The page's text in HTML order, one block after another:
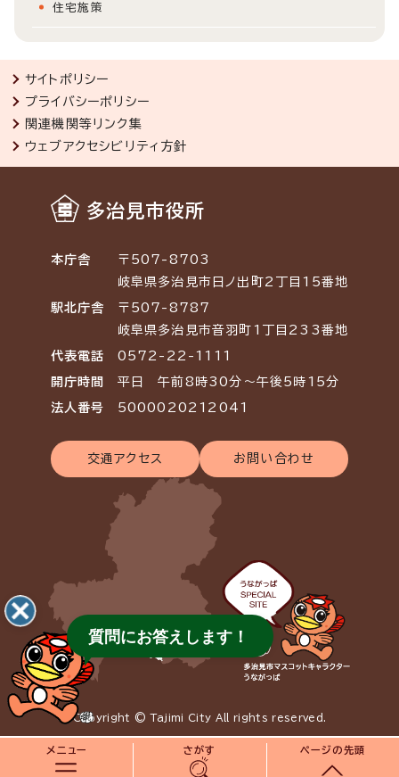
住宅施策
メニュー さがす ページの先頭
サイトポリシー
プライバシーポリシー
関連機関等リンク集
ウェブアクセシビリティ方針
多治見市役所
本庁舎
〒507-8703
岐阜県多治見市日ノ出町2丁目15番地
駅北庁舎
〒507-8787
岐阜県多治見市音羽町1丁目233番地
代表電話 0572-22-1111
開庁時間 平日 午前8時30分～午後5時15分
法人番号 5000020212041
交通アクセス お問い合わせ
Copyright © Tajimi City All rights reserved.
質問にお答えします！